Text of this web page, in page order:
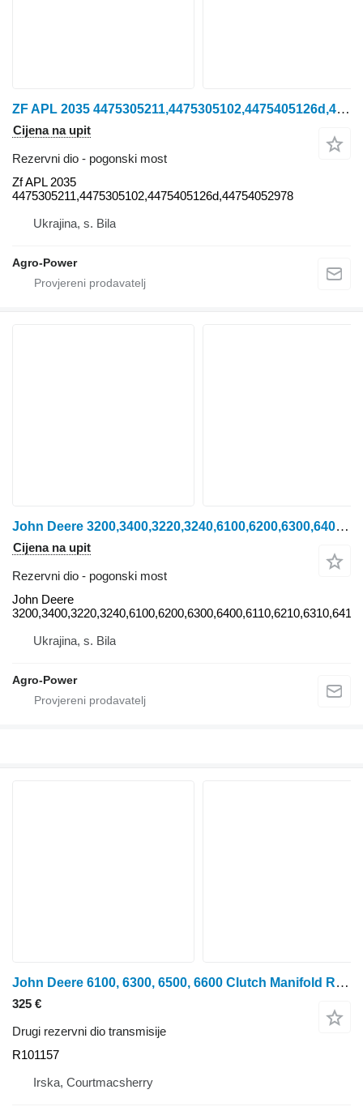
ZF APL 2035 4475305211,4475305102,4475405126d,44754052978 Zf pogonski most za John Deere 6100,6200,6300,6400. traktora na kotačima
Cijena na upit
Rezervni dio - pogonski most
Zf APL 2035
4475305211,4475305102,4475405126d,44754052978
Ukrajina, s. Bila
Agro-Power
John Deere 3200,3400,3220,3240,6100,6200,6300,6400,6110,6210,6310,6410 John pogonski most za traktora na kotačima po rezervnim dijelovima
Cijena na upit
Rezervni dio - pogonski most
John Deere
3200,3400,3220,3240,6100,6200,6300,6400,6110,6210,6310,6410
Ukrajina, s. Bila
Agro-Power
John Deere 6100, 6300, 6500, 6600 Clutch Manifold R101157, Re47278, R132975 za traktora na kotačima
325 €
Drugi rezervni dio transmisije
R101157
Irska, Courtmacsherry